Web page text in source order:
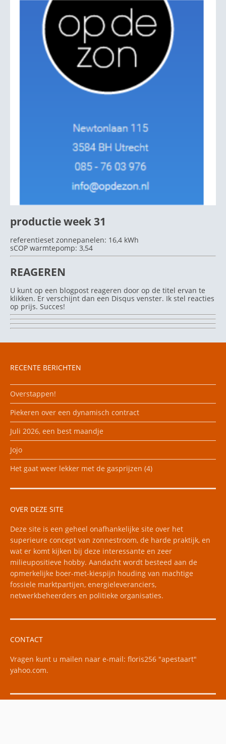
productie week 31
referentieset zonnepanelen: 16,4 kWh
sCOP warmtepomp: 3,54
REAGEREN
U kunt op een blogpost reageren door op de titel ervan te
klikken. Er verschijnt dan een Disqus venster. Ik stel reacties
op prijs. Succes!
RECENTE BERICHTEN
Overstappen!
Piekeren over een dynamisch contract
Juli 2026, een best maandje
Jojo
Het gaat weer lekker met de gasprijzen (4)
OVER DEZE SITE
Deze site is een geheel onafhankelijke site over het
superieure concept van zonnestroom, de harde praktijk, en
wat er komt kijken bij deze interessante en zeer
milieupositieve hobby. Aandacht wordt besteed aan de
opmerkelijke boer-met-kiespijn houding van machtige
fossiele marktpartijen, energieleveranciers,
netwerkbeheerders en politieke organisaties.
CONTACT
Vragen kunt u mailen naar e-mail: floris256 "apestaart"
yahoo.com.